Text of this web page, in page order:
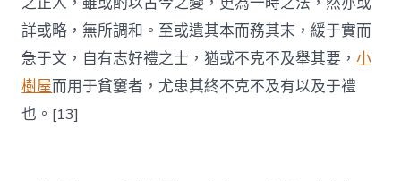
詳或略，無所調和。至或遺其本而務其末，緩于實而
急于文，自有志好禮之士，猶或不克不及舉其要，小
樹屋而用于貧窶者，尤患其終不克不及有以及于禮
也。[13]